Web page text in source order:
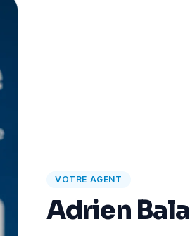
VOTRE AGENT
Adrien